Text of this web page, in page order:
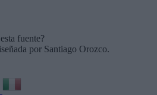
fuente?
por Santiago Orozco.